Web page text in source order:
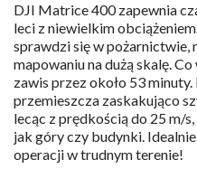
DJI Matrice 400 zapewnia
leci z niewielkim
sprawdzi się w pożarnictwie,
mapowaniu na dużą skalę.
zawis przez około 53
przemieszcza zaskakująco
lecąc z prędkością do 25 m/
jak góry czy budynki.
operacji w trudnym terenie!